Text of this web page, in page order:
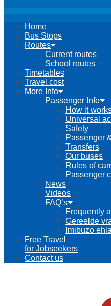
Home
Bus Stops
Routes
Current routes
School routes
Timetables
Travel cost
More Info
Passenger Info
How it
Universal
Safety
Passenger
Transfers
Our buses
Rules of
Passenger
News
Videos
FAQ’s
Frequently
Gereelde
Imibuzo
Free Travel
for Jobseekers
Contact us